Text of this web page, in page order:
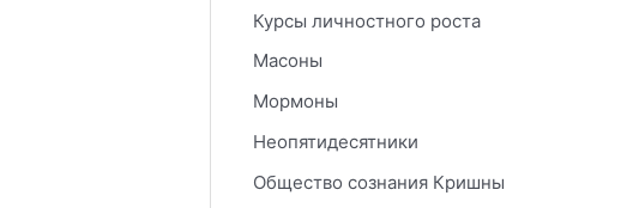
Курсы личностного роста
Масоны
Мормоны
Неопятидесятники
Общество сознания Кришны